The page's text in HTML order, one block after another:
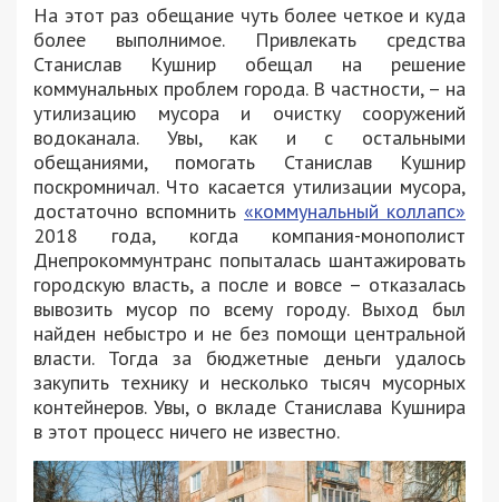
На этот раз обещание чуть более четкое и куда
более выполнимое. Привлекать средства
Станислав Кушнир обещал на решение
коммунальных проблем города. В частности, – на
утилизацию мусора и очистку сооружений
водоканала. Увы, как и с остальными
обещаниями, помогать Станислав Кушнир
поскромничал. Что касается утилизации мусора,
достаточно вспомнить «коммунальный коллапс»
2018 года, когда компания-монополист
Днепрокоммунтранс попыталась шантажировать
городскую власть, а после и вовсе – отказалась
вывозить мусор по всему городу. Выход был
найден небыстро и не без помощи центральной
власти. Тогда за бюджетные деньги удалось
закупить технику и несколько тысяч мусорных
контейнеров. Увы, о вкладе Станислава Кушнира
в этот процесс ничего не известно.